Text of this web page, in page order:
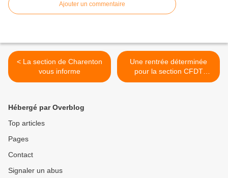
Ajouter un commentaire
< La section de Charenton
vous informe
Une rentrée déterminée
pour la section CFDT
GOSB >
Hébergé par Overblog
Top articles
Pages
Contact
Signaler un abus